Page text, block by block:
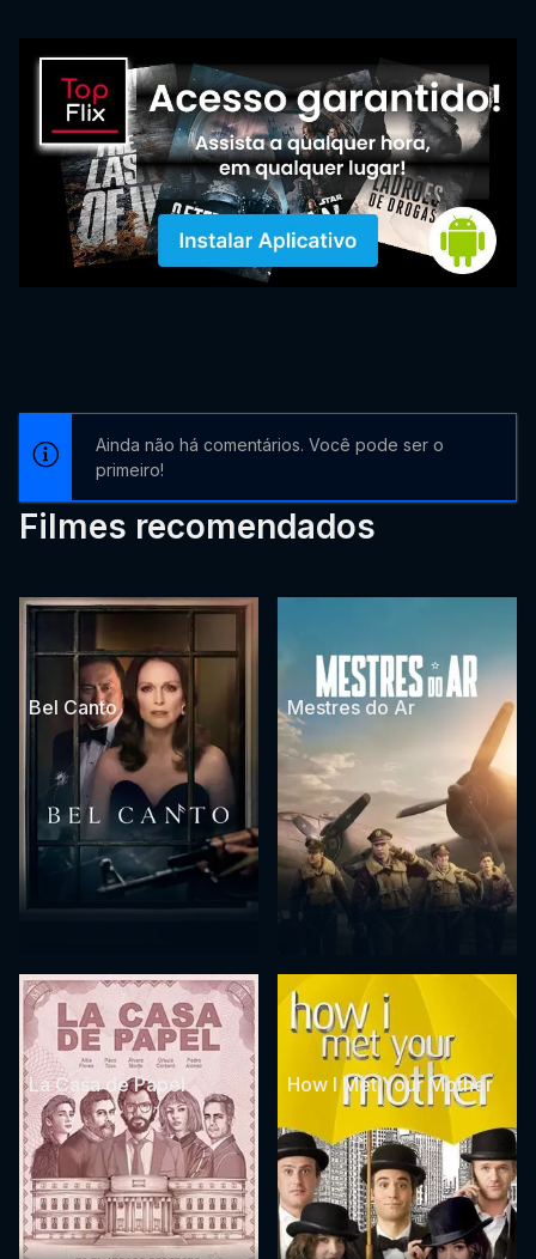
Ainda não há comentários. Você pode ser o
primeiro!
Filmes recomendados
Bel Canto Mestres do Ar
La Casa de Papel How I Met Your Mother